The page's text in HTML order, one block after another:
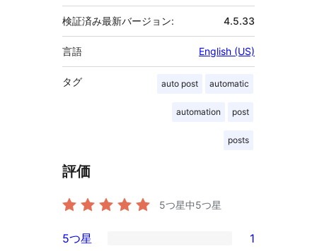
検証済み最新バージョン: 4.5.33
言語 English (US)
タグ auto post automatic
automation post
posts
評価
5つ星中5つ星
1
5つ星 1